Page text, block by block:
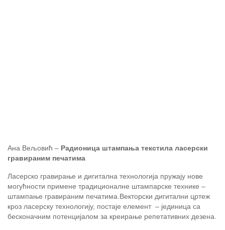
Ана Вељовић – Радионица штампања текстила ласерски
гравираним печатима
Ласерско гравирање и дигитална технологија пружају нове
могућности примене традиционалне штампарске технике –
штампање гравираним печатима.Векторски дигитални цртеж
кроз ласерску технологију, постаје елемент – јединица са
бесконачним потенцијалом за креирање репетативних дезена.